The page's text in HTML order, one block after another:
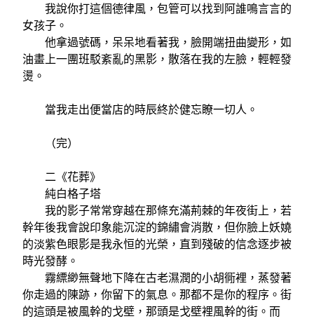
我說你打這個德律風，包管可以找到阿誰鳴言言的
女孩子。
他拿過號碼，呆呆地看著我，臉開端扭曲變形，如
油畫上一團班駁紊亂的黑影，散落在我的左臉，輕輕發
燙。
當我走出便當店的時辰終於健忘瞭一切人。
（完）
二《花葬》
純白格子塔
我的影子常常穿越在那條充滿荊棘的年夜街上，若
幹年後我會說印象能沉淀的錦繡會消散，但你臉上妖嬈
的淡紫色眼影是我永恒的光榮，直到殘破的信念逐步被
時光發酵。
霧縹緲無聲地下降在古老濕潤的小胡衕裡，蒸發著
你走過的陳跡，你留下的氣息。那都不是你的程序。街
的這頭是被風幹的戈壁，那頭是戈壁裡風幹的街。而